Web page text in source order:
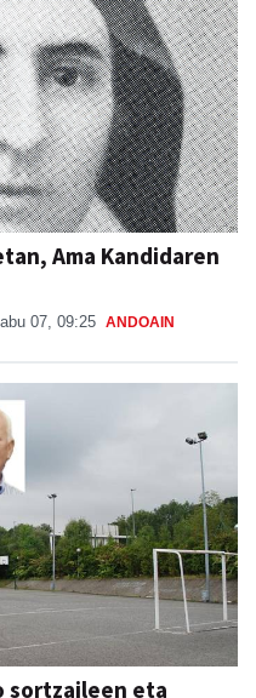
Ama Kandidaren
abu 07, 09:25 ANDOAIN
sortzaileen eta